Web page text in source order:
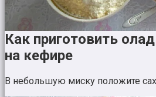
Как приготовить
на кефире
В небольшую миску положите